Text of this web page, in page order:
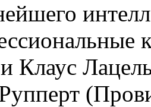
Клаус